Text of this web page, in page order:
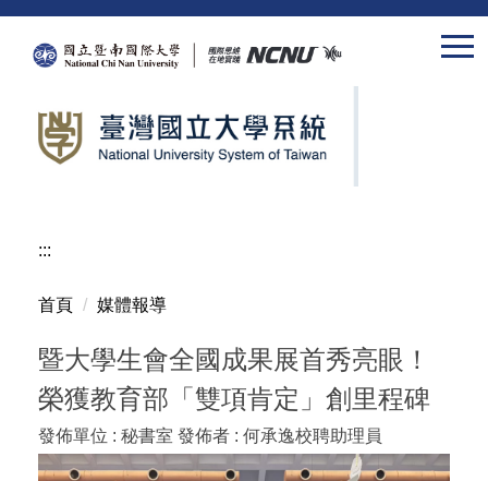
跳
:::
首頁 媒體報導
暨大學生會全國成果展首秀亮眼！
榮獲教育部「雙項肯定」創里程碑
發佈單位 : 秘書室 發佈者 : 何承逸校聘助理員